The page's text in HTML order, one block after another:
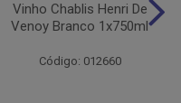
Vinho Chablis Henri De
Venoy Branco 1x750ml
Código: 012660